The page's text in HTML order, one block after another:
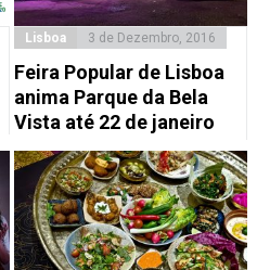
Lisboa 3 de Dezembro, 2016
Feira Popular de Lisboa
anima Parque da Bela
Vista até 22 de janeiro